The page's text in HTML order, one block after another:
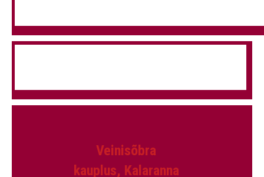
Veinisõbra
kauplus, Kalaranna